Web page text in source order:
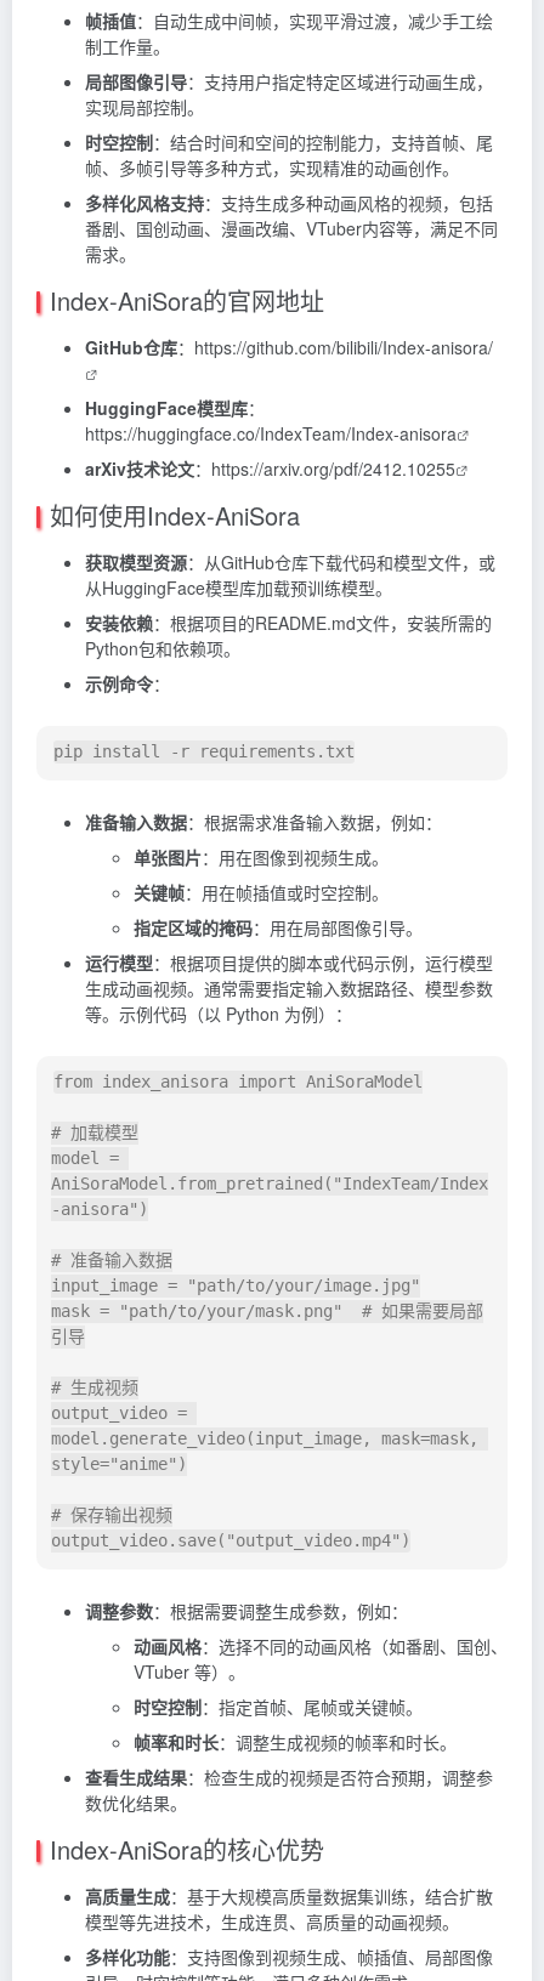
帧插值：自动生成中间帧，实现平滑过渡，减少手工绘
制工作量。
局部图像引导：支持用户指定特定区域进行动画生成，
实现局部控制。
时空控制：结合时间和空间的控制能力，支持首帧、尾
帧、多帧引导等多种方式，实现精准的动画创作。
多样化风格支持：支持生成多种动画风格的视频，包括
番剧、国创动画、漫画改编、VTuber内容等，满足不同
需求。
Index-AniSora的官网地址
GitHub仓库： https://github.com/bilibili/Index-anisora/
HuggingFace模型库：
https://huggingface.co/IndexTeam/Index-anisora
arXiv技术论文： https://arxiv.org/pdf/2412.10255
如何使用Index-AniSora
获取模型资源：从GitHub仓库下载代码和模型文件，或
从HuggingFace模型库加载预训练模型。
安装依赖：根据项目的README.md文件，安装所需的
Python包和依赖项。
示例命令：
pip install -r requirements.txt
准备输入数据：根据需求准备输入数据，例如：
单张图片：用在图像到视频生成。
关键帧：用在帧插值或时空控制。
指定区域的掩码：用在局部图像引导。
运行模型：根据项目提供的脚本或代码示例，运行模型
生成动画视频。通常需要指定输入数据路径、模型参数
等。示例代码（以 Python 为例）：
from index_anisora import AniSoraModel
# 加载模型
model =
AniSoraModel . from_pretrained ( "IndexTeam/Index
-anisora" )
# 准备输入数据
input_image =
"path/to/your/image.jpg"
mask = "path/to/your/mask.png"
# 如果需要局部
引导
# 生成视频
output_video =
model . generate_video(input_image, mask=mask,
style="anime" )
# 保存输出视频
output_video. save( "output_video.mp4" )
调整参数：根据需要调整生成参数，例如：
动画风格：选择不同的动画风格（如番剧、国创、
VTuber 等）。
时空控制：指定首帧、尾帧或关键帧。
帧率和时长：调整生成视频的帧率和时长。
查看生成结果：检查生成的视频是否符合预期，调整参
数优化结果。
Index-AniSora的核心优势
高质量生成：基于大规模高质量数据集训练，结合扩散
模型等先进技术，生成连贯、高质量的动画视频。
多样化功能：支持图像到视频生成、帧插值、局部图像